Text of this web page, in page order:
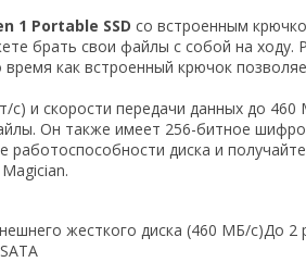
1 Portable SSD со встроенным
брать свои файлы с собой на ходу.
как встроенный крючок
с) и скорости передачи данных до
Он также имеет 256-битное
диска и
жесткого диска (460 МБ/с)До 2